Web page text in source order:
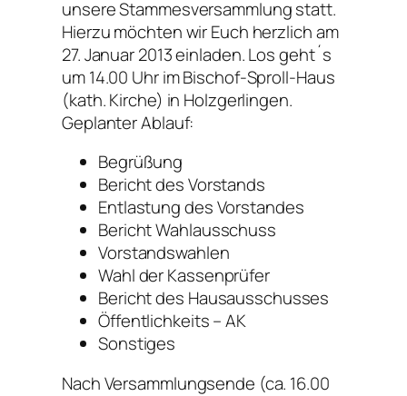
unsere Stammesversammlung statt.
Hierzu möchten wir Euch herzlich am
27. Januar 2013 einladen. Los geht´s
um 14.00 Uhr im Bischof-Sproll-Haus
(kath. Kirche) in Holzgerlingen.
Geplanter Ablauf:
Begrüßung
Bericht des Vorstands
Entlastung des Vorstandes
Bericht Wahlausschuss
Vorstandswahlen
Wahl der Kassenprüfer
Bericht des Hausausschusses
Öffentlichkeits – AK
Sonstiges
Nach Versammlungsende (ca. 16.00